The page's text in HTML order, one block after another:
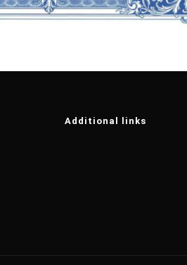
Additional links